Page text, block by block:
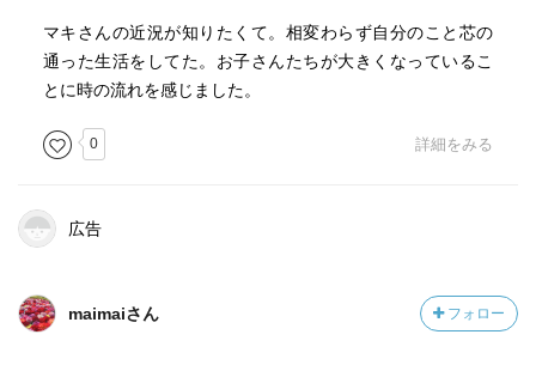
マキさんの近況が知りたくて。相変わらず自分のこと芯の
通った生活をしてた。お子さんたちが大きくなっているこ
とに時の流れを感じました。
0 詳細をみる
広告
maimaiさん フォロー